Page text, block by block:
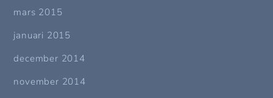
mars 2015
januari 2015
december 2014
november 2014